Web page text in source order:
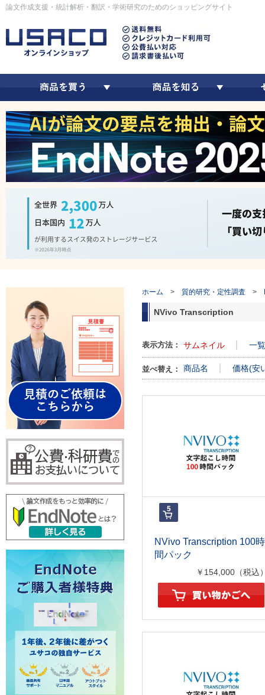
論文作成支援・統計解析・翻訳・学術研究のためのショッピングサイト
ホーム > 質的研究・定性調査 >
NVivo Transcription
表示方法： サムネイル 一覧
並べ替え： 商品名 価格(安
NVivo Transcription 100時
間パック
￥154,000（税込